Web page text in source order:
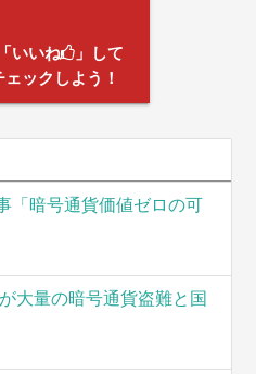
いいね
」して
ックしよう！
「暗号通貨価値ゼロの可
大量の暗号通貨盗難と国